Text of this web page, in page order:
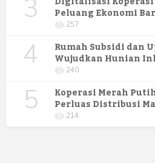
3 Peluang Ekonomi
257
4 Rumah Subsidi dan
Wujudkan Hunian
240
5 Koperasi Merah
Perluas Distribusi
214